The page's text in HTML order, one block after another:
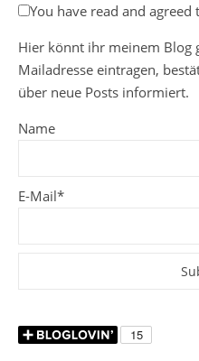
You have read and
Hier könnt ihr meinem Blog
Mailadresse eintragen,
über neue Posts informiert.
Name
E-Mail*